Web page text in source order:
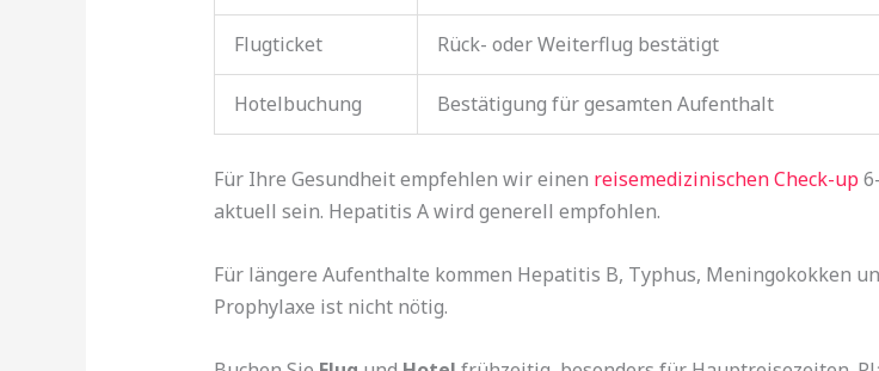
Flugticket Rück- oder Weiterflug bestätigt
Hotelbuchung Bestätigung für gesamten Aufenthalt
Für Ihre Gesundheit empfehlen wir einen reisemedizinischen Check-up
aktuell sein. Hepatitis A wird generell empfohlen.
Für längere Aufenthalte kommen Hepatitis B, Typhus, Meningokokken
Prophylaxe ist nicht nötig.